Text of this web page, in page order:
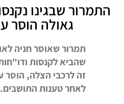
התמרור שבגינו
גאולה הוסר
תמרור שאוסר חניה
שהביא לקנסות
זה לרכבי הצלה, הוסר
לאחר טענות התושבים.